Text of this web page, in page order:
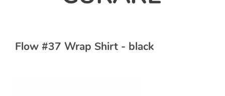
Flow #37 Wrap Shirt - black